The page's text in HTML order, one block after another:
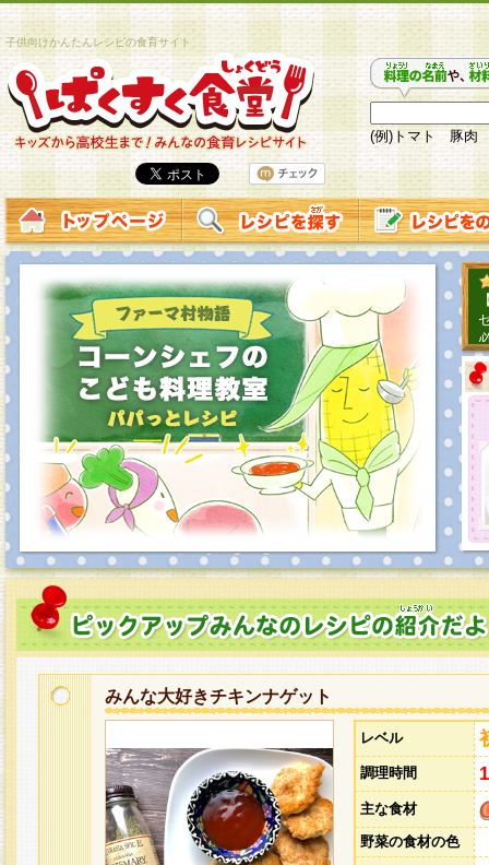
子供向けかんたんレシピの食育サイト
(例)トマト 豚肉
みんな大好きチキンナゲット
レベル
調理時間
主な食材
野菜の食材の色